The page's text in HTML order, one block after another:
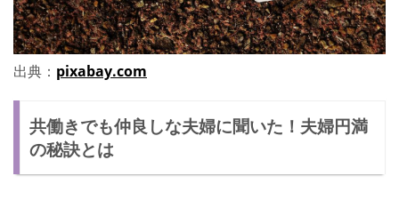
出典： pixabay.com
共働きでも仲良しな夫婦に聞いた！夫婦円満
の秘訣とは